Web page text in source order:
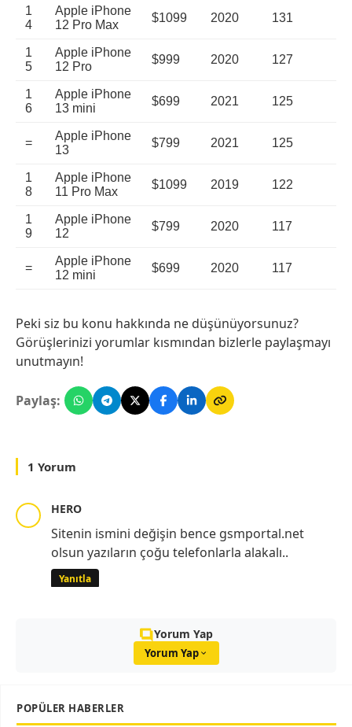
1
4
Apple iPhone
12 Pro Max
$1099 2020 131
1
5
Apple iPhone
12 Pro
$999 2020 127
1
6
Apple iPhone
13 mini
$699 2021 125
=
Apple iPhone
13
$799 2021 125
1
8
Apple iPhone
11 Pro Max
$1099 2019 122
1
9
Apple iPhone
12
$799 2020 117
=
Apple iPhone
12 mini
$699 2020 117
Peki siz bu konu hakkında ne düşünüyorsunuz?
Görüşlerinizi yorumlar kısmından bizlerle paylaşmayı
unutmayın!
Paylaş:
1 Yorum
HERO
Sitenin ismini değişin bence gsmportal.net
olsun yazıların çoğu telefonlarla alakalı..
Yanıtla
Yorum Yap
Yorum Yap
POPÜLER HABERLER